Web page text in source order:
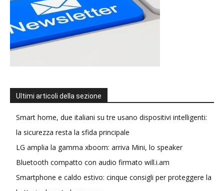
Ultimi articoli della sezione
Smart home, due italiani su tre usano dispositivi intelligenti:
la sicurezza resta la sfida principale
LG amplia la gamma xboom: arriva Mini, lo speaker
Bluetooth compatto con audio firmato will.i.am
Smartphone e caldo estivo: cinque consigli per proteggere la